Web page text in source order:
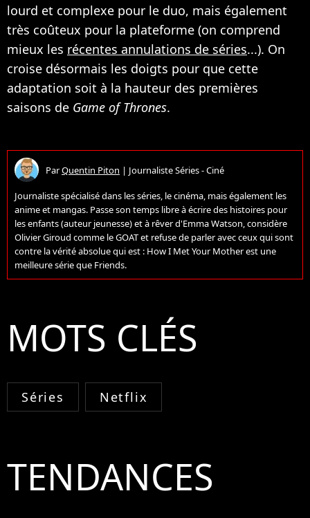
lourd et complexe pour le duo, mais également
très coûteux pour la plateforme (on comprend
mieux les récentes annulations de séries...). On
croise désormais les doigts pour que cette
adaptation soit à la hauteur des premières
saisons de Game of Thrones.
ParQuentin Piton | Journaliste Séries - Ciné
Journaliste spécialisé dans les séries, le cinéma, mais également les
anime et mangas. Passe son temps libre à écrire des histoires pour
les enfants (auteur jeunesse) et à rêver d'Emma Watson, considère
Olivier Giroud comme le GOAT et refuse de parler avec ceux qui sont
contre la vérité absolue qui est : How I Met Your Mother est une
meilleure série que Friends.
MOTS CLÉS
Séries Netflix
TENDANCES